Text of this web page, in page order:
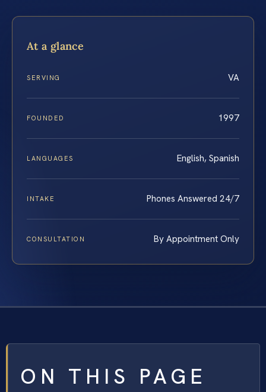
At a glance
SERVING VA
FOUNDED 1997
LANGUAGES English, Spanish
INTAKE Phones Answered 24/7
CONSULTATION By Appointment Only
ON THIS PAGE